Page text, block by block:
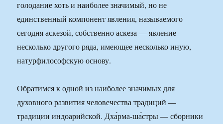
голодание хоть и наиболее значимый, но не
единственный компонент явления, называемого
сегодня аскезой, собственно аскеза — явление
несколько другого ряда, имеющее несколько иную,
натурфилософскую основу.
Обратимся к одной из наиболее значимых для
духовного развития человечества традиций —
традиции индоарийской. Дха́рма-ша́стры — сборники